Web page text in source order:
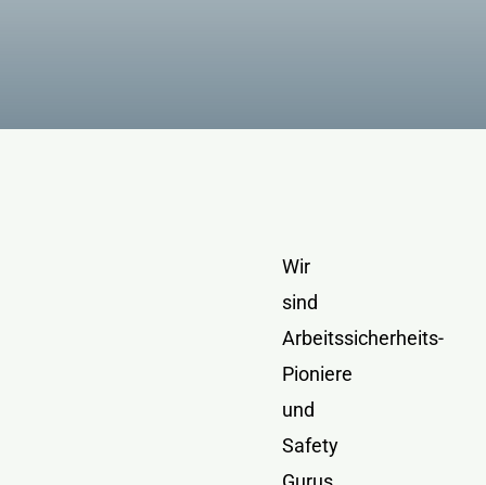
Wir
sind
Arbeitssicherheits-
Pioniere
und
Safety